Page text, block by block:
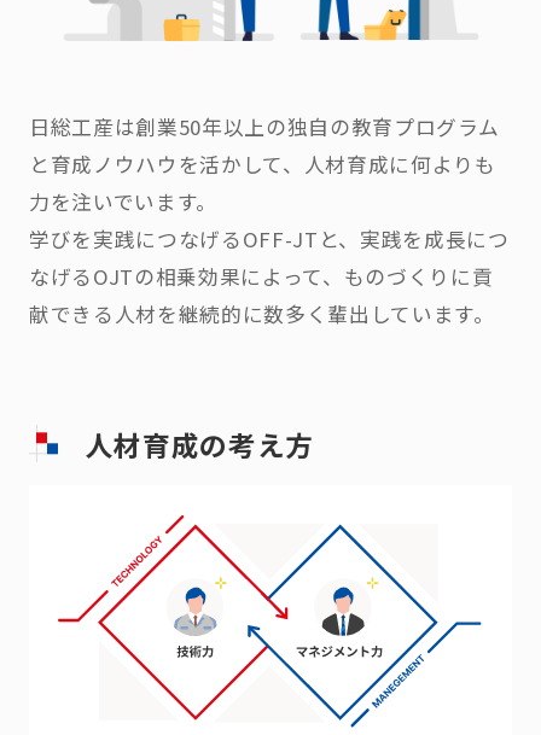
日総工産は創業50年以上の独自の教育プログラム
と育成ノウハウを活かして、人材育成に何よりも
力を注いでいます。
学びを実践につなげるOFF-JTと、実践を成長につ
なげるOJTの相乗効果によって、ものづくりに貢
献できる人材を継続的に数多く輩出しています。
人材育成の考え方